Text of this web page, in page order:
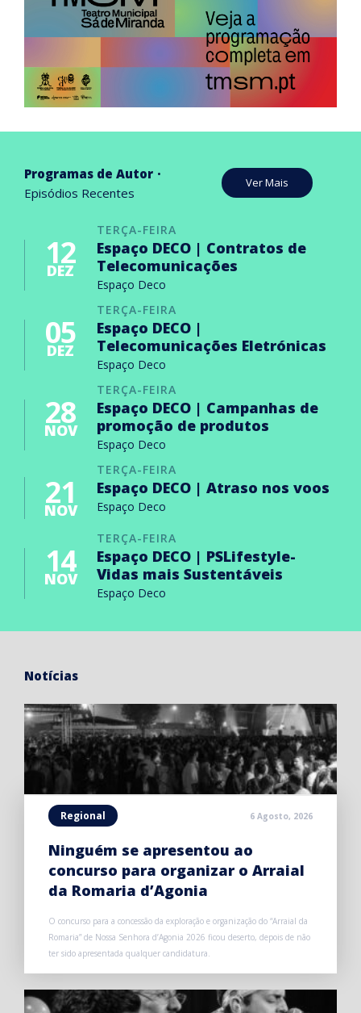
Programas de Autor
Episódios Recentes
Ver Mais
TERÇA-FEIRA
12
DEZ
Espaço DECO | Contratos de
Telecomunicações
Espaço Deco
TERÇA-FEIRA
05
DEZ
Espaço DECO |
Telecomunicações Eletrónicas
Espaço Deco
TERÇA-FEIRA
28
NOV
Espaço DECO | Campanhas de
promoção de produtos
Espaço Deco
TERÇA-FEIRA
21
NOV
Espaço DECO | Atraso nos voos
Espaço Deco
TERÇA-FEIRA
14
NOV
Espaço DECO | PSLifestyle-
Vidas mais Sustentáveis
Espaço Deco
Notícias
Regional 6 Agosto, 2026
Ninguém se apresentou ao
concurso para organizar o Arraial
da Romaria d’Agonia
O concurso para a concessão da exploração e organização do “Arraial da
Romaria” de Nossa Senhora d’Agonia 2026 ficou deserto, depois de não
ter sido apresentada qualquer candidatura.